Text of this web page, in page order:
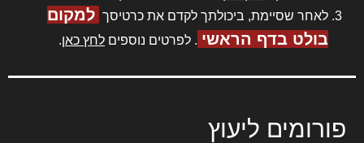
לאחר שסיימת, ביכולתך לקדם את כרטיסך למקום
בולט בדף הראשי . לפרטים נוספים לחץ כאן.
פורומים ליעוץ